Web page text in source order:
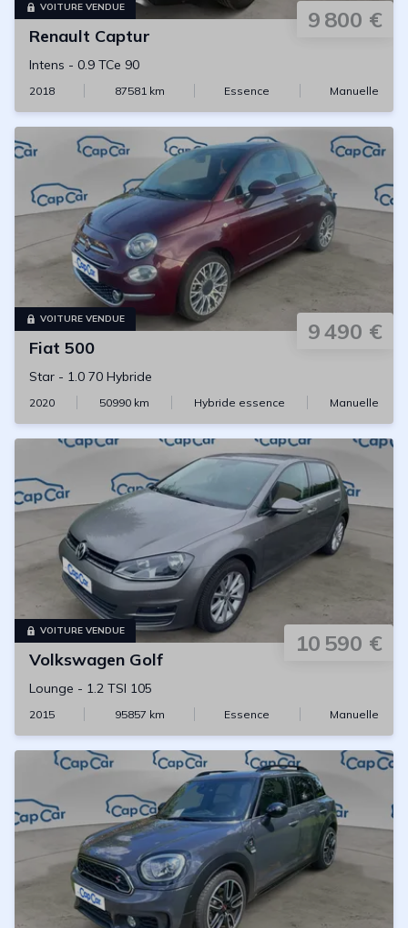
VOITURE VENDUE 9 800 €
Renault Captur
Intens - 0.9 TCe 90
2018 87581km Essence Manuelle
VOITURE VENDUE 9 490 €
Fiat 500
Star - 1.0 70 Hybride
2020 50990 km Hybride essence Manuelle
VOITURE VENDUE 10 590 €
Volkswagen Golf
Lounge - 1.2 TSI 105
2015 95857 km Essence Manuelle